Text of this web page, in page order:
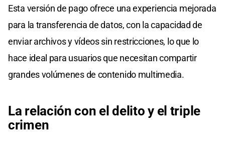
Esta versión de pago ofrece una experiencia mejorada
para la transferencia de datos, con la capacidad de
enviar archivos y vídeos sin restricciones, lo que lo
hace ideal para usuarios que necesitan compartir
grandes volúmenes de contenido multimedia.
La relación con el delito y el triple
crimen